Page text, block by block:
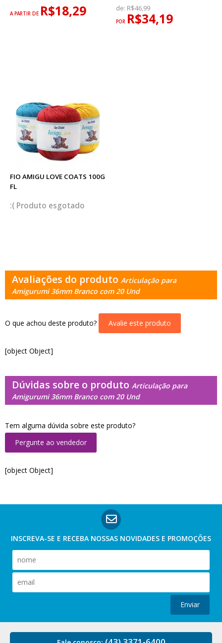
A PARTIR DE R$18,29 de: R$46,99
POR R$34,19
FIO AMIGU LOVE COATS 100G
FL
esgotado
Avaliações do produto Articulação para
Amigurumi 36mm Branco com 20 Und
O que achou deste produto? Avalie este produto
[object Object]
Dúvidas sobre o produto Articulação para
Amigurumi 36mm Branco com 20 Und
Tem alguma dúvida sobre este produto?
Pergunte ao vendedor
[object Object]
INSCREVA-SE E RECEBA NOSSAS NOVIDADES E PROMOÇÕES
Enviar